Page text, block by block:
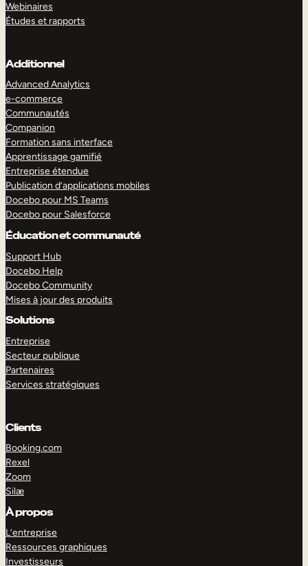
Webinaires
Études et rapports
Additionnel
Advanced Analytics
e-commerce
Communautés
Companion
Formation sans interface
Apprentissage gamifié
Entreprise étendue
Publication d’applications mobiles
Docebo pour MS Teams
Docebo pour Salesforce
Éducation et communauté
Support Hub
Docebo Help
Docebo Community
Mises à jour des produits
Solutions
Entreprise
Secteur publique
Partenaires
Services stratégiques
Clients
Booking.com
Rexel
Zoom
Silæ
À propos
L’entreprise
Ressources graphiques
Investisseurs